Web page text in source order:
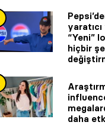
“Yeni”
hiçbir
daha